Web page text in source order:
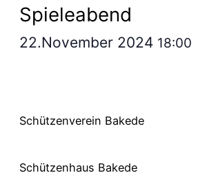
Spieleabend
22.November 2024 18:00
Schützenverein Bakede
Schützenhaus Bakede